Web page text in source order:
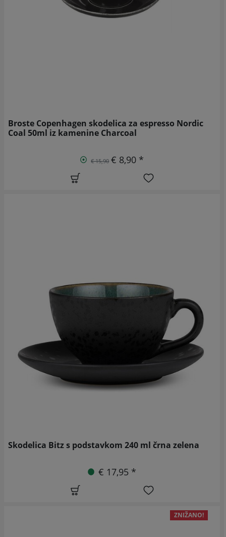
Broste Copenhagen skodelica za espresso Nordic
Coal 50ml iz kamenine Charcoal
€ 15,90 € 8,90 *
Skodelica Bitz s podstavkom 240 ml črna zelena
€ 17,95 *
ZNIŽANO!